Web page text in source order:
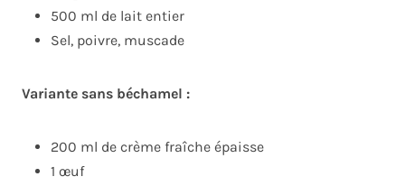
500 ml de lait entier
Sel, poivre, muscade
Variante sans béchamel :
200 ml de crème fraîche épaisse
1 œuf